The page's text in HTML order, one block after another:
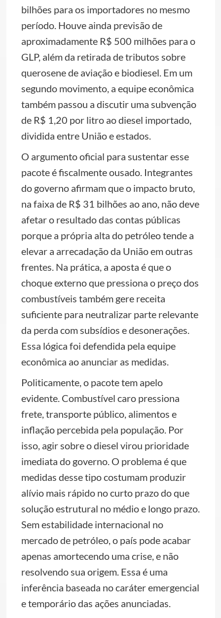
bilhões para os importadores no mesmo
período. Houve ainda previsão de
aproximadamente R$ 500 milhões para o
GLP, além da retirada de tributos sobre
querosene de aviação e biodiesel. Em um
segundo movimento, a equipe econômica
também passou a discutir uma subvenção
de R$ 1,20 por litro ao diesel importado,
dividida entre União e estados.
O argumento oficial para sustentar esse
pacote é fiscalmente ousado. Integrantes
do governo afirmam que o impacto bruto,
na faixa de R$ 31 bilhões ao ano, não deve
afetar o resultado das contas públicas
porque a própria alta do petróleo tende a
elevar a arrecadação da União em outras
frentes. Na prática, a aposta é que o
choque externo que pressiona o preço dos
combustíveis também gere receita
suficiente para neutralizar parte relevante
da perda com subsídios e desonerações.
Essa lógica foi defendida pela equipe
econômica ao anunciar as medidas.
Politicamente, o pacote tem apelo
evidente. Combustível caro pressiona
frete, transporte público, alimentos e
inflação percebida pela população. Por
isso, agir sobre o diesel virou prioridade
imediata do governo. O problema é que
medidas desse tipo costumam produzir
alívio mais rápido no curto prazo do que
solução estrutural no médio e longo prazo.
Sem estabilidade internacional no
mercado de petróleo, o país pode acabar
apenas amortecendo uma crise, e não
resolvendo sua origem. Essa é uma
inferência baseada no caráter emergencial
e temporário das ações anunciadas.